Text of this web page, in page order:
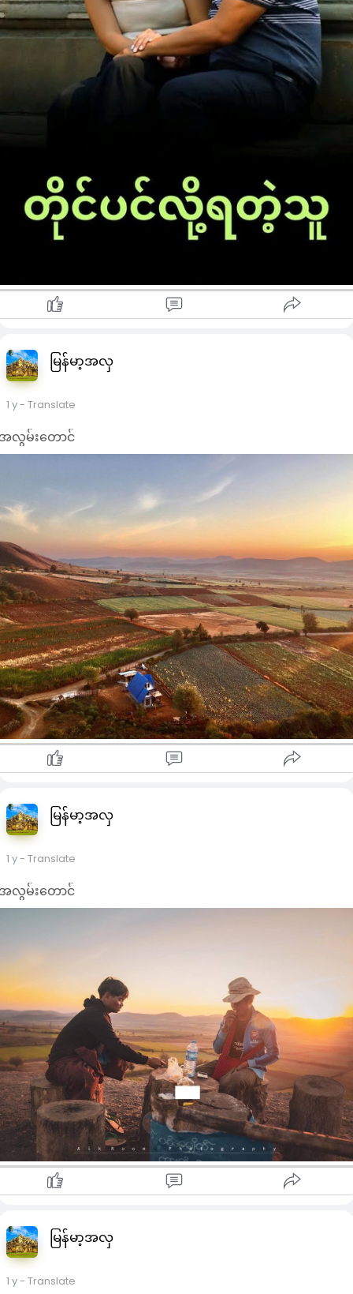
မြန်မာ့အလှ
1 y- Translate
လွမ်းတောင်
မြန်မာ့အလှ
1 y- Translate
လွမ်းတောင်
မြန်မာ့အလှ
1 y- Translate